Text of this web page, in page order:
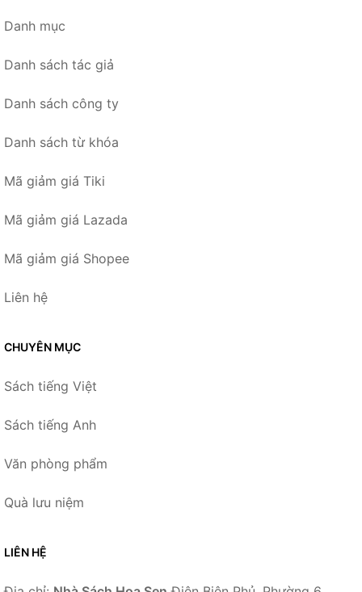
Danh mục
Danh sách tác giả
Danh sách công ty
Danh sách từ khóa
Mã giảm giá Tiki
Mã giảm giá Lazada
Mã giảm giá Shopee
Liên hệ
CHUYÊN MỤC
Sách tiếng Việt
Sách tiếng Anh
Văn phòng phẩm
Quà lưu niệm
LIÊN HỆ